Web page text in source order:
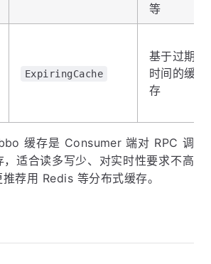
等
ExpiringCache
基于过期
时间的缓
存
缓存是 Consumer 端对 RPC 调
，适合读多写少、对实时性要求不高
荐用 Redis 等分布式缓存。